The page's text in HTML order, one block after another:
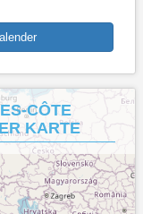
CÔTE
KARTE